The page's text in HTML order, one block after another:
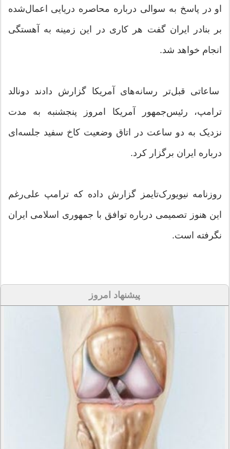
او در پاسخ به سوالی درباره محاصره دریایی اعمال‌شده
بر بنادر ایران گفت هر کاری در این زمینه به آهستگی
انجام خواهد شد.
ساعاتی قبل‌تر رسانه‌های آمریکا گزارش دادند دونالد
ترامپ، رئیس‌جمهور آمریکا امروز پنجشنبه به مدت
نزدیک به دو ساعت در اتاق وضعیت کاخ سفید جلسه‌ای
درباره ایران برگزار کرد.
روزنامه نیویورک‌تایمز گزارش داده که ترامپ علی‌رغم
این هنوز تصمیمی درباره توافق با جمهوری اسلامی ایران
نگرفته است.
پیشنهاد امروز